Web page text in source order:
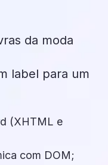
da moda
label para um
(XHTML e
com DOM;